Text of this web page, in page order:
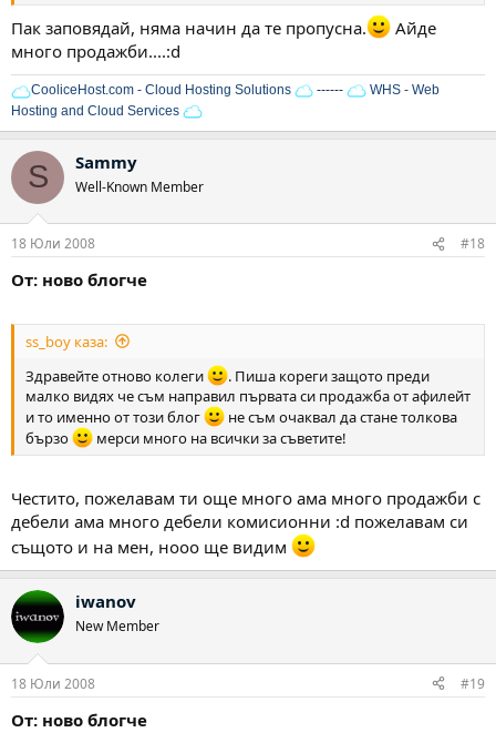
Пак заповядай, няма начин да те пропусна.
Айде
много продажби....:d
CooliceHost.com - Cloud Hosting Solutions ------
WHS - Web
Hosting and Cloud Services
S Sammy
Well-Known Member
18 Юли 2008 #18
От: ново блогче
ss_boy каза:
Здравейте отново колеги
. Пиша кореги защото преди
малко видях че съм направил първата си продажба от афилейт
и то именно от този блог
не съм очаквал да стане толкова
бързо
мерси много на всички за съветите!
Честито, пожелавам ти още много ама много продажби с
дебели ама много дебели комисионни :d пожелавам си
същото и на мен, нооо ще видим
iwanov
New Member
18 Юли 2008 #19
От: ново блогче